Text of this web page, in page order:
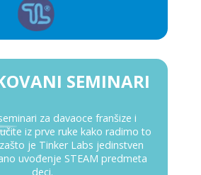
SEMINARI
za davaoce franšize i
iz prve ruke kako radimo to
je Tinker Labs jedinstven
uvođenje STEAM predmeta
deci.